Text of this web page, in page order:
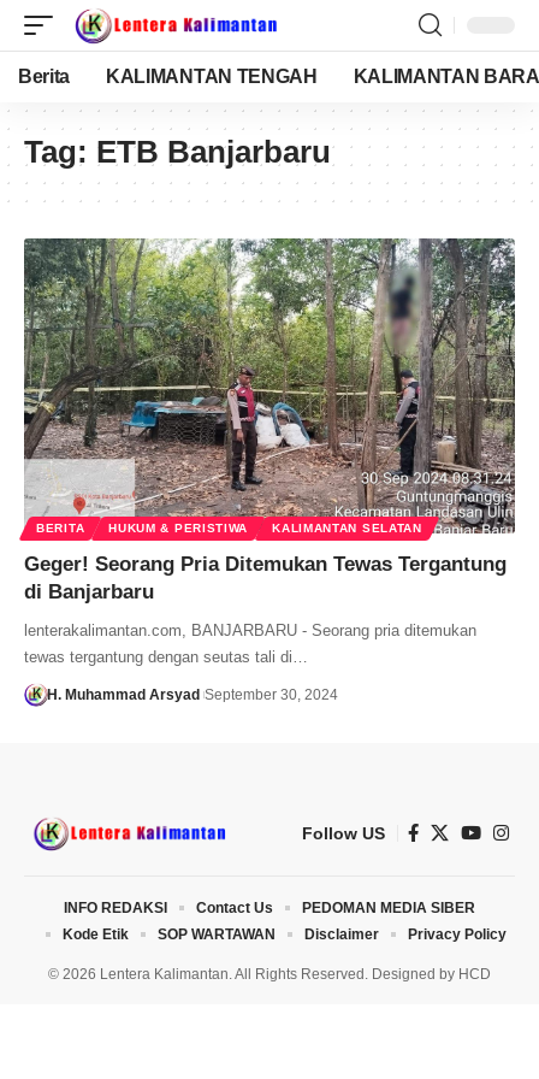
Berita KALIMANTAN TENGAH KALIMANTAN
Tag: ETB Banjarbaru
BERITA HUKUM & PERISTIWA KALIMANTAN SELATAN
Geger! Seorang Pria Ditemukan Tewas Tergantung
di Banjarbaru
lenterakalimantan.com, BANJARBARU - Seorang pria ditemukan
tewas tergantung dengan seutas tali di…
H. Muhammad Arsyad September 30, 2024
Follow US
© 2026 Lentera Kalimantan. All Rights Reserved. Designed by HCD
INFO REDAKSI Contact Us
PEDOMAN MEDIA SIBER
Kode Etik
SOP WARTAWAN Disclaimer Privacy Policy